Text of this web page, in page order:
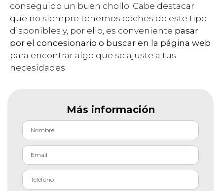
conseguido un buen chollo. Cabe destacar
que no siempre tenemos coches de este tipo
disponibles y, por ello, es conveniente pasar
por el concesionario o buscar en la página web
para encontrar algo que se ajuste a tus
necesidades.
Más información